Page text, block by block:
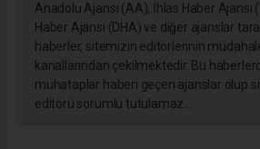
Anadolu Ajansı (AA), İhlas Haber Ajansı
Haber Ajansı (DHA) ve diğer ajanslar
haberler, sitemizin editörlerinin
kanallarından çekilmektedir. Bu
muhataplar haberi geçen ajanslar olup
editörü sorumlu tutulamaz...